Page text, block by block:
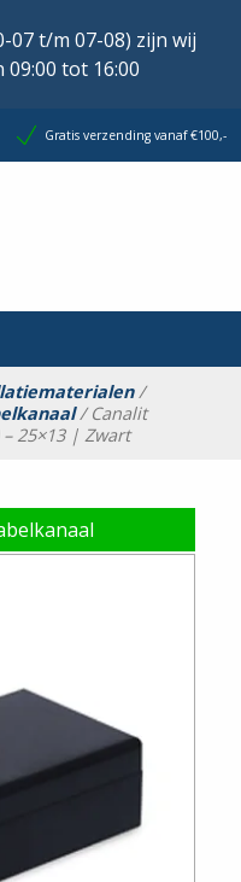
07 t/m 07-08) zijn wij
tot 16:00
Gratis verzending vanaf €100,-
/
/ Canalit
25×13 | Zwart